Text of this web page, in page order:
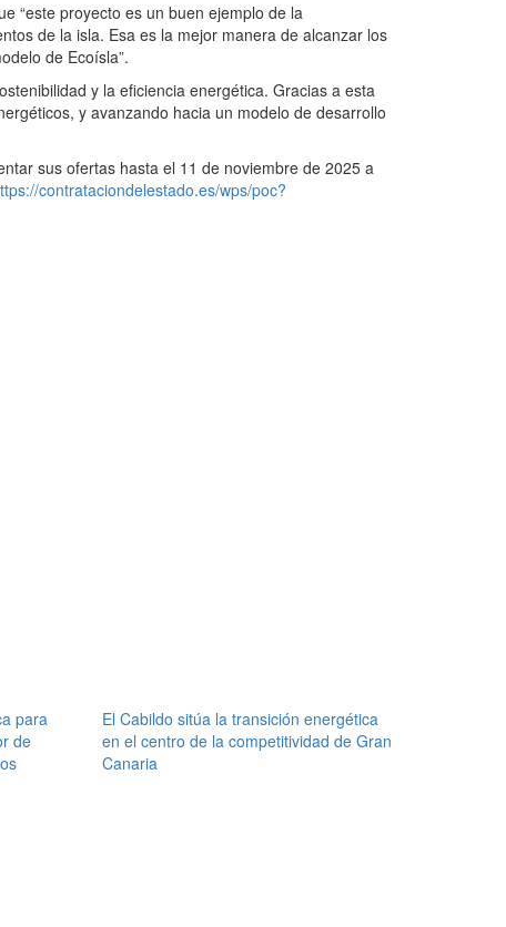
“este proyecto es un buen ejemplo de la
de la isla. Esa es la mejor manera de alcanzar los
de Ecoísla”.
y la eficiencia energética. Gracias a esta
y avanzando hacia un modelo de desarrollo
sus ofertas hasta el 11 de noviembre de 2025 a
contrataciondelestado.es/wps/poc?
para
de
El Cabildo sitúa la transición energética
en el centro de la competitividad de Gran
Canaria